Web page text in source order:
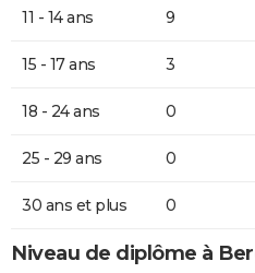
11 - 14 ans 9
15 - 17 ans 3
18 - 24 ans 0
25 - 29 ans 0
30 ans et plus 0
Niveau de diplôme à